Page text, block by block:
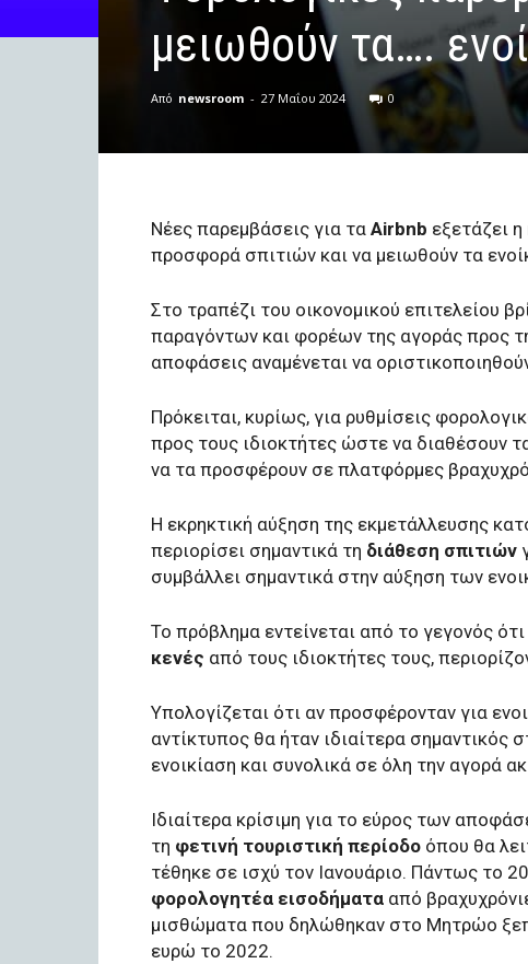
μειωθούν τα….
Από newsroom - 27 Μαΐου 2024 0
Νέες παρεμβάσεις για τα Airbnb εξετάζει
προσφορά σπιτιών και να μειωθούν τα
Στο τραπέζι του οικονομικού επιτελείου
παραγόντων και φορέων της αγοράς προς
αποφάσεις αναμένεται να
Πρόκειται, κυρίως, για ρυθμίσεις
προς τους ιδιοκτήτες ώστε να διαθέσουν
να τα προσφέρουν σε πλατφόρμες
Η εκρηκτική αύξηση της εκμετάλλευσης
περιορίσει σημαντικά τη διάθεση σπιτιών
συμβάλλει σημαντικά στην αύξηση των
Το πρόβλημα εντείνεται από το γεγονός
κενές από τους ιδιοκτήτες τους,
Υπολογίζεται ότι αν προσφέρονταν για
αντίκτυπος θα ήταν ιδιαίτερα
ενοικίαση και συνολικά σε όλη την αγορά
Ιδιαίτερα κρίσιμη για το εύρος των
τη φετινή τουριστική περίοδο όπου θα
τέθηκε σε ισχύ τον Ιανουάριο. Πάντως το
φορολογητέα εισοδήματα από
μισθώματα που δηλώθηκαν στο Μητρώο
ευρώ το 2022.